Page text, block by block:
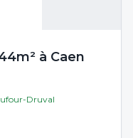
à Caen
Druval